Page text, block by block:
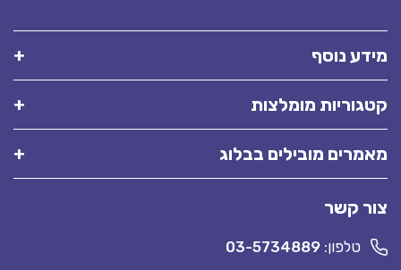
מידע נוסף
קטגוריות מומלצות
מאמרים מובילים בבלוג
צור קשר
טלפון: 03-5734889